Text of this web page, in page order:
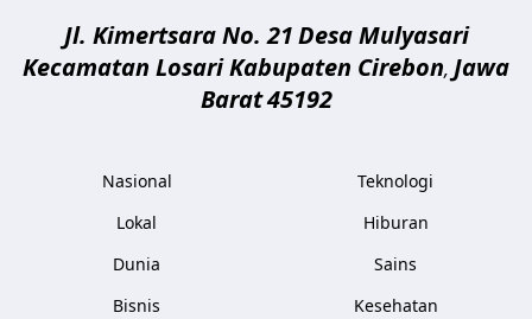
Jl. Kimertsara No. 21Desa Mulyasari
Kecamatan Losari Kabupaten Cirebon, Jawa
Barat45192
Nasional
Lokal
Dunia
Bisnis
Teknologi
Hiburan
Sains
Kesehatan